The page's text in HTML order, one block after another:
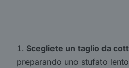
Scegliete un taglio da
preparando uno stufato